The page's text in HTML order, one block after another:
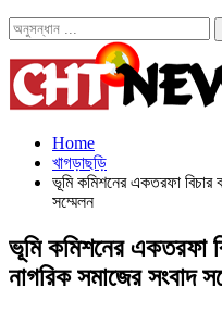
Home
খাগড়াছড়ি
ভূমি কমিশনের একতরফা বিচার
সম্মেলন
ভূমি কমিশনের একতরফা
নাগরিক সমাজের সংবাদ